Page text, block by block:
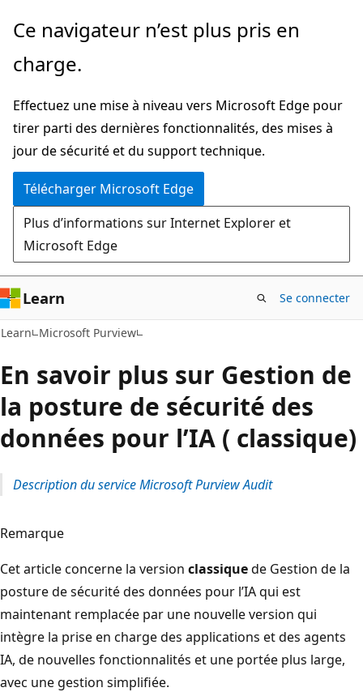
Passer
directement
au
principal
Ce navigateur n’est plus pris en
charge.
Effectuez une mise à niveau vers Microsoft Edge pour
tirer parti des dernières fonctionnalités, des mises à
jour de sécurité et du support technique.
Télécharger Microsoft Edge
Plus d’informations sur Internet Explorer et
Microsoft Edge
Learn Se connecter
Learn Microsoft Purview
En savoir plus sur Gestion de
la posture de sécurité des
données pour l’IA ( classique)
Description du service Microsoft Purview Audit
Remarque
Cet article concerne la version classiquede Gestion de la
posture de sécurité des données pour l’IA qui est
maintenant remplacée par une nouvelle version qui
intègre la prise en charge des applications et des agents
IA, de nouvelles fonctionnalités et une portée plus large,
avec une gestion simplifiée.